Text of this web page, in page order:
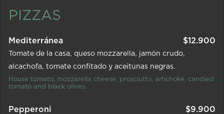
PIZZAS
Mediterránea $12.900
Tomate de la casa queso mozzarella
jamón crudo
alcachofa
tomate confitado y aceitunas negras.
House tomato, mozzarella cheese, prosciutto, artichoke, candied
tomato and black olives.
Pepperoni $9.900